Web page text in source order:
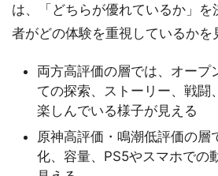
は、「どちらが優れているか」
者がどの体験を重視しているかを
両方高評価の層では、オープ
ての探索、ストーリー、戦闘
楽しんでいる様子が見える
原神高評価・鳴潮低評価の層
化、容量、PS5やスマホでの